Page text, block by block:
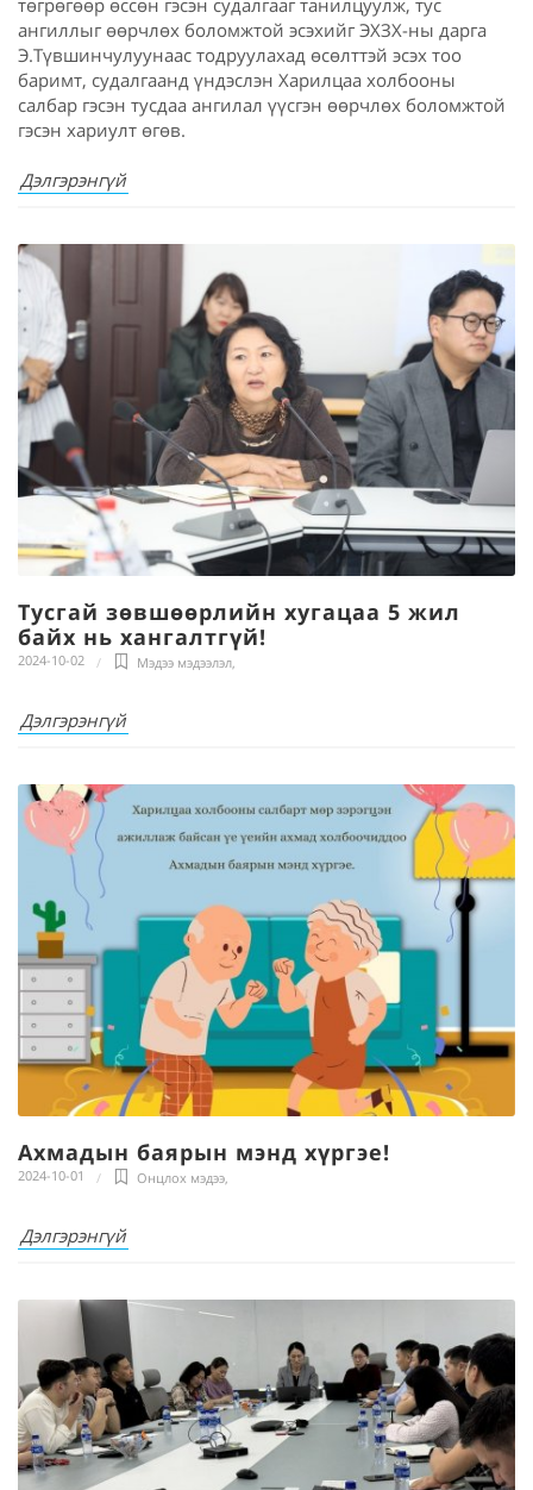
төгрөгөөр өссөн гэсэн судалгааг танилцуулж, тус
ангиллыг өөрчлөх боломжтой эсэхийг ЭХЗХ-ны дарга
Э.Түвшинчулуунаас тодруулахад өсөлттэй эсэх тоо
баримт, судалгаанд үндэслэн Харилцаа холбооны
салбар гэсэн тусдаа ангилал үүсгэн өөрчлөх боломжтой
гэсэн хариулт өгөв.
Дэлгэрэнгүй
Тусгай зөвшөөрлийн хугацаа 5 жил
байх нь хангалтгүй!
2024-10-02 Мэдээ мэдээлэл,
Дэлгэрэнгүй
Ахмадын баярын мэнд хүргэе!
2024-10-01 Онцлох мэдээ,
Дэлгэрэнгүй